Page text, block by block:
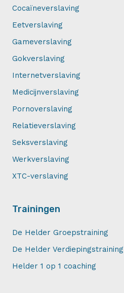
Cocaïneverslaving
Eetverslaving
Gameverslaving
Gokverslaving
Internetverslaving
Medicijnverslaving
Pornoverslaving
Relatieverslaving
Seksverslaving
Werkverslaving
XTC-verslaving
Trainingen
De Helder Groepstraining
De Helder Verdiepingstraining
Helder 1 op 1 coaching